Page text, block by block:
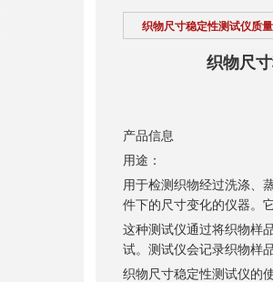
织物尺寸稳定性测试仪质
织物尺
产品信息
用途：
用于检测织物经过洗涤、
件下的尺寸变化的仪器。
这种测试仪通过将织物样
试。测试仪会记录织物样
织物尺寸稳定性测试仪的